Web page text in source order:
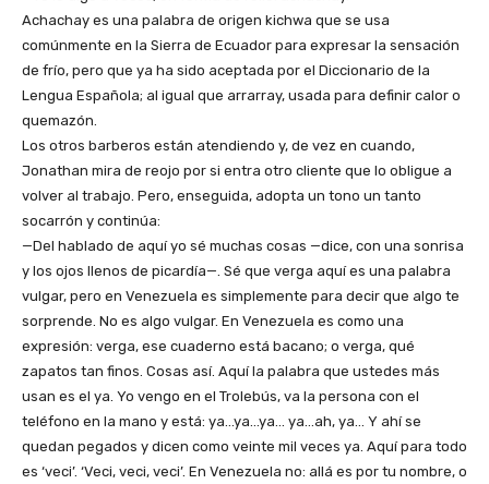
Achachay es una palabra de origen kichwa que se usa
comúnmente en la Sierra de Ecuador para expresar la sensación
de frío, pero que ya ha sido aceptada por el Diccionario de la
Lengua Española; al igual que arrarray, usada para definir calor o
quemazón.
Los otros barberos están atendiendo y, de vez en cuando,
Jonathan mira de reojo por si entra otro cliente que lo obligue a
volver al trabajo. Pero, enseguida, adopta un tono un tanto
socarrón y continúa:
—Del hablado de aquí yo sé muchas cosas —dice, con una sonrisa
y los ojos llenos de picardía—. Sé que verga aquí es una palabra
vulgar, pero en Venezuela es simplemente para decir que algo te
sorprende. No es algo vulgar. En Venezuela es como una
expresión: verga, ese cuaderno está bacano; o verga, qué
zapatos tan finos. Cosas así. Aquí la palabra que ustedes más
usan es el ya. Yo vengo en el Trolebús, va la persona con el
teléfono en la mano y está: ya…ya…ya… ya…ah, ya… Y ahí se
quedan pegados y dicen como veinte mil veces ya. Aquí para todo
es ‘veci’. ‘Veci, veci, veci’. En Venezuela no: allá es por tu nombre, o